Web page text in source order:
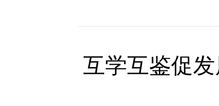
互学互鉴促